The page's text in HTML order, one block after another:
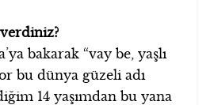
bakarak “vay be, yaşlı
bu dünya güzeli adı
14 yaşımdan bu yana